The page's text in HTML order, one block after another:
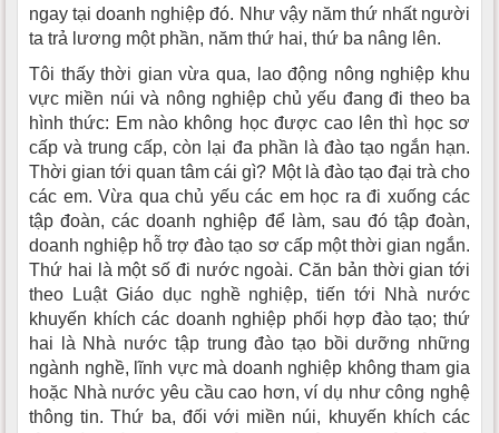
ngay tại doanh nghiệp đó. Như vậy năm thứ nhất người
ta trả lương một phần, năm thứ hai, thứ ba nâng lên.
Tôi thấy thời gian vừa qua, lao động nông nghiệp khu
vực miền núi và nông nghiệp chủ yếu đang đi theo ba
hình thức: Em nào không học được cao lên thì học sơ
cấp và trung cấp, còn lại đa phần là đào tạo ngắn hạn.
Thời gian tới quan tâm cái gì? Một là đào tạo đại trà cho
các em. Vừa qua chủ yếu các em học ra đi xuống các
tập đoàn, các doanh nghiệp để làm, sau đó tập đoàn,
doanh nghiệp hỗ trợ đào tạo sơ cấp một thời gian ngắn.
Thứ hai là một số đi nước ngoài. Căn bản thời gian tới
theo Luật Giáo dục nghề nghiệp, tiến tới Nhà nước
khuyến khích các doanh nghiệp phối hợp đào tạo; thứ
hai là Nhà nước tập trung đào tạo bồi dưỡng những
ngành nghề, lĩnh vực mà doanh nghiệp không tham gia
hoặc Nhà nước yêu cầu cao hơn, ví dụ như công nghệ
thông tin. Thứ ba, đối với miền núi, khuyến khích các